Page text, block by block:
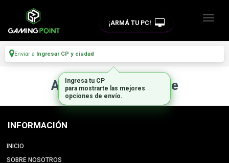
¡ARMÁ TU PC!
Enviar a Ingresar CP y ciudad
Artículo no disponible
INFORMACIÓN
INICIO
SOBRE NOSOTROS
Ingresa tu CP
para mostrarte las mejores
opciones de envío.